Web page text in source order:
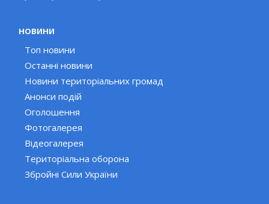
НОВИНИ
Топ новини
Останні новини
Новини територіальних громад
Анонси подій
Оголошення
Фотогалерея
Відеогалерея
Територіальна оборона
Збройні Сили України